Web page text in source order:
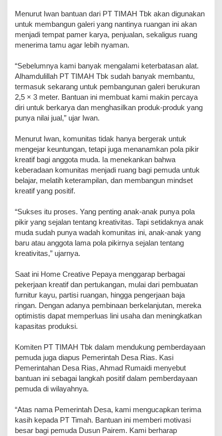
Menurut Iwan bantuan dari PT TIMAH Tbk akan digunakan
untuk membangun galeri yang nantinya ruangan ini akan
menjadi tempat pamer karya, penjualan, sekaligus ruang
menerima tamu agar lebih nyaman.
“Sebelumnya kami banyak mengalami keterbatasan alat.
Alhamdulillah PT TIMAH Tbk sudah banyak membantu,
termasuk sekarang untuk pembangunan galeri berukuran
2,5 × 3 meter. Bantuan ini membuat kami makin percaya
diri untuk berkarya dan menghasilkan produk-produk yang
punya nilai jual,” ujar Iwan.
Menurut Iwan, komunitas tidak hanya bergerak untuk
mengejar keuntungan, tetapi juga menanamkan pola pikir
kreatif bagi anggota muda. Ia menekankan bahwa
keberadaan komunitas menjadi ruang bagi pemuda untuk
belajar, melatih keterampilan, dan membangun mindset
kreatif yang positif.
“Sukses itu proses. Yang penting anak-anak punya pola
pikir yang sejalan tentang kreativitas. Tapi setidaknya anak
muda sudah punya wadah komunitas ini, anak-anak yang
baru atau anggota lama pola pikirnya sejalan tentang
kreativitas,” ujarnya.
Saat ini Home Creative Pepaya menggarap berbagai
pekerjaan kreatif dan pertukangan, mulai dari pembuatan
furnitur kayu, partisi ruangan, hingga pengerjaan baja
ringan. Dengan adanya pembinaan berkelanjutan, mereka
optimistis dapat memperluas lini usaha dan meningkatkan
kapasitas produksi.
Komiten PT TIMAH Tbk dalam mendukung pemberdayaan
pemuda juga diapus Pemerintah Desa Rias. Kasi
Pemerintahan Desa Rias, Ahmad Rumaidi menyebut
bantuan ini sebagai langkah positif dalam pemberdayaan
pemuda di wilayahnya.
“Atas nama Pemerintah Desa, kami mengucapkan terima
kasih kepada PT Timah. Bantuan ini memberi motivasi
besar bagi pemuda Dusun Pairem. Kami berharap